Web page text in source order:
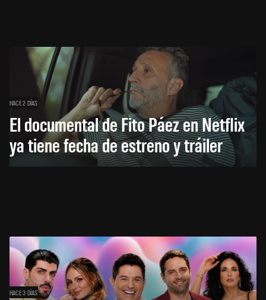
HACE 2 DÍAS
El documental de Fito Páez en Netflix
ya tiene fecha de estreno y tráiler
HACE 3 DÍAS